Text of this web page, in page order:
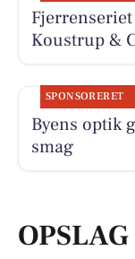
Koustrup &
SPONSORERET
Byens optik
smag